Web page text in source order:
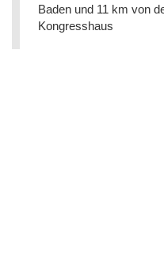
Baden und 11 km von
Kongresshaus